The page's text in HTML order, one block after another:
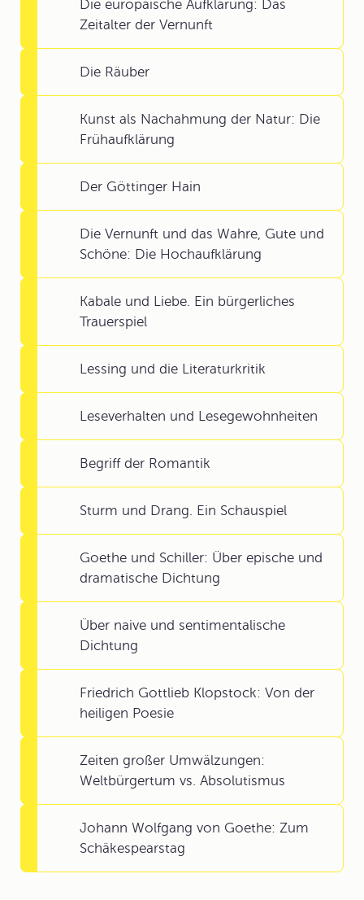
Die europäische Aufklärung: Das
Zeitalter der Vernunft
Die Räuber
Kunst als Nachahmung der Natur: Die
Frühaufklärung
Der Göttinger Hain
Die Vernunft und das Wahre, Gute und
Schöne: Die Hochaufklärung
Kabale und Liebe. Ein bürgerliches
Trauerspiel
Lessing und die Literaturkritik
Leseverhalten und Lesegewohnheiten
Begriff der Romantik
Sturm und Drang. Ein Schauspiel
Goethe und Schiller: Über epische und
dramatische Dichtung
Über naive und sentimentalische
Dichtung
Friedrich Gottlieb Klopstock: Von der
heiligen Poesie
Zeiten großer Umwälzungen:
Weltbürgertum vs. Absolutismus
Johann Wolfgang von Goethe: Zum
Schäkespearstag